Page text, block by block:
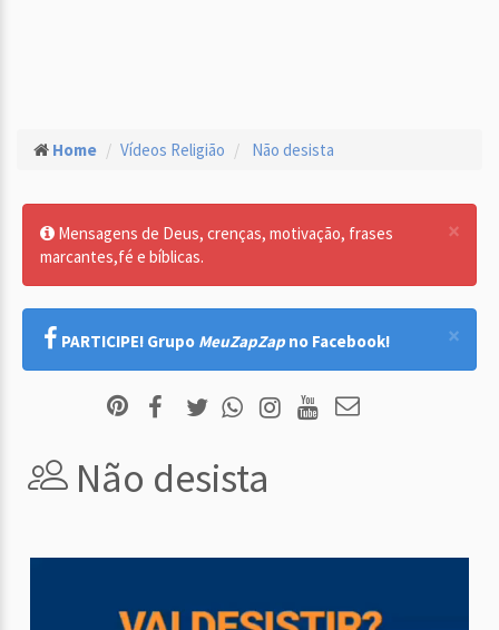
Home Vídeos Religião Não desista
×
Mensagens de Deus, crenças, motivação, frases
marcantes,fé e bíblicas.
×
PARTICIPE! Grupo MeuZapZap no Facebook!
Não desista